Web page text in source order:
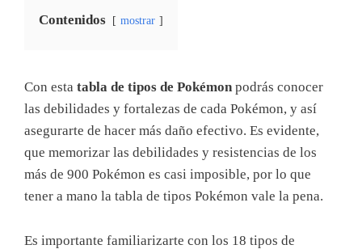
Contenidos mostrar
Con esta tabla de tipos de Pokémon podrás conocer
las debilidades y fortalezas de cada Pokémon, y así
asegurarte de hacer más daño efectivo. Es evidente,
que memorizar las debilidades y resistencias de los
más de 900 Pokémon es casi imposible, por lo que
tener a mano la tabla de tipos Pokémon vale la pena.
Es importante familiarizarte con los 18 tipos de